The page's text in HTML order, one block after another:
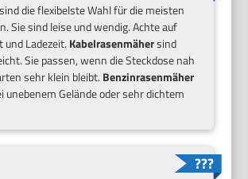
sind die flexibelste Wahl für die meisten
Sie sind leise und wendig. Achte auf
und Ladezeit. Kabelrasenmähersind
Sie passen, wenn die Steckdose nah
sehr klein bleibt. Benzinrasenmäher
unebenem Gelände oder sehr dichtem